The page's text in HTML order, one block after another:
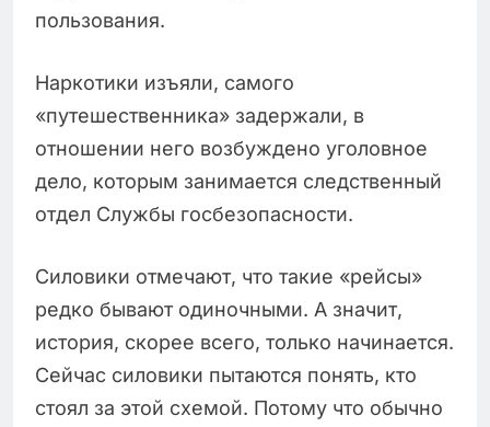
пользования.
Наркотики изъяли, самого
«путешественника» задержали, в
отношении него возбуждено уголовное
дело, которым занимается следственный
отдел Службы госбезопасности.
Силовики отмечают, что такие «рейсы»
редко бывают одиночными. А значит,
история, скорее всего, только начинается.
Сейчас силовики пытаются понять, кто
стоял за этой схемой. Потому что обычно